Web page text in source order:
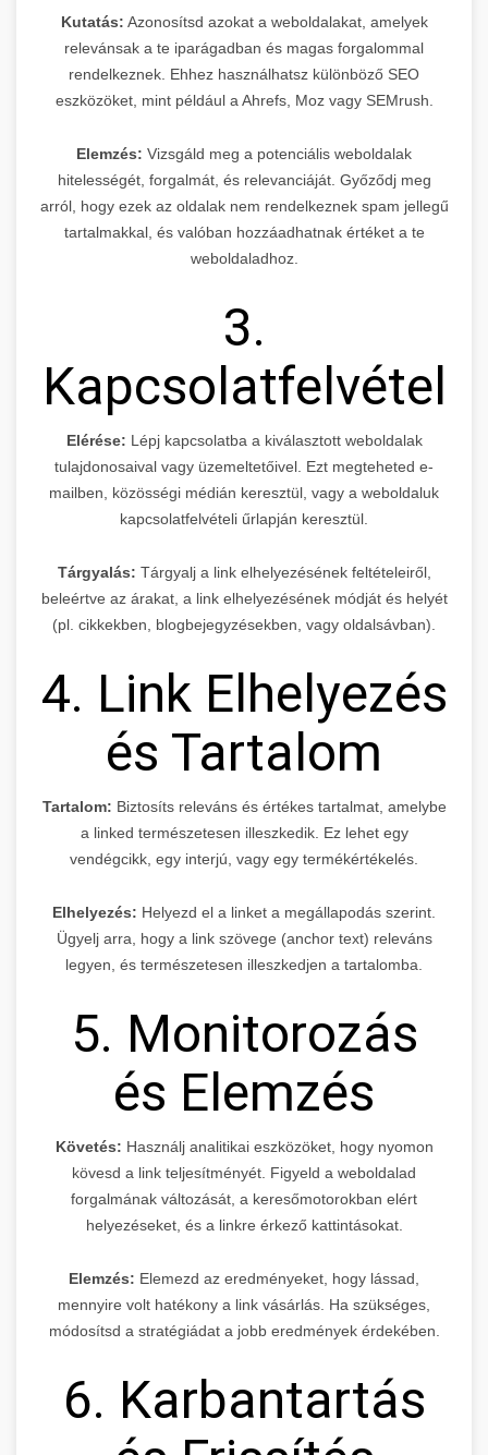
Kutatás: Azonosítsd azokat a weboldalakat, amelyek
relevánsak a te iparágadban és magas forgalommal
rendelkeznek. Ehhez használhatsz különböző SEO
eszközöket, mint például a Ahrefs, Moz vagy SEMrush.
Elemzés: Vizsgáld meg a potenciális weboldalak
hitelességét, forgalmát, és relevanciáját. Győződj meg
arról, hogy ezek az oldalak nem rendelkeznek spam jellegű
tartalmakkal, és valóban hozzáadhatnak értéket a te
weboldaladhoz.
3.
Kapcsolatfelvétel
Elérése: Lépj kapcsolatba a kiválasztott weboldalak
tulajdonosaival vagy üzemeltetőivel. Ezt megteheted e-
mailben, közösségi médián keresztül, vagy a weboldaluk
kapcsolatfelvételi űrlapján keresztül.
Tárgyalás: Tárgyalj a link elhelyezésének feltételeiről,
beleértve az árakat, a link elhelyezésének módját és helyét
(pl. cikkekben, blogbejegyzésekben, vagy oldalsávban).
4. Link Elhelyezés
és Tartalom
Tartalom: Biztosíts releváns és értékes tartalmat, amelybe
a linked természetesen illeszkedik. Ez lehet egy
vendégcikk, egy interjú, vagy egy termékértékelés.
Elhelyezés: Helyezd el a linket a megállapodás szerint.
Ügyelj arra, hogy a link szövege (anchor text) releváns
legyen, és természetesen illeszkedjen a tartalomba.
5. Monitorozás
és Elemzés
Követés: Használj analitikai eszközöket, hogy nyomon
kövesd a link teljesítményét. Figyeld a weboldalad
forgalmának változását, a keresőmotorokban elért
helyezéseket, és a linkre érkező kattintásokat.
Elemzés: Elemezd az eredményeket, hogy lássad,
mennyire volt hatékony a link vásárlás. Ha szükséges,
módosítsd a stratégiádat a jobb eredmények érdekében.
6. Karbantartás